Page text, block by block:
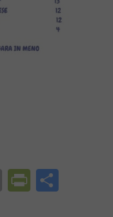
Copy